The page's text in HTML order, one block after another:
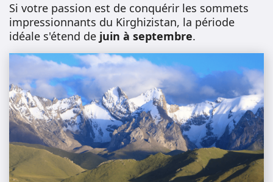
Si votre passion est de conquérir les sommets
impressionnants du Kirghizistan, la période
idéale s'étend de juin à septembre.